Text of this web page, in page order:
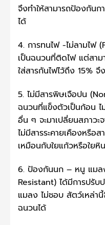
จึงทำให้สามารถป้องกันก
ได้
4. การทนไฟ -ไม่ลามไฟ
เป็นฉนวนที่ติดไฟ แต่สาม
ใส่สารกันไฟไว้ถึง 15% จึ
5. ไม่มีสารพิษเจือปน
ฉนวนที่แข็งตัวเป็นก้อน
อื่น ๆ จะมาเปลี่ยนสภาวะ
ไม่มีสารระคายเคืองหรือ
เหมือนกับใยแก้วหรือใยหิ
6. ป้องกันนก – หนู แมล
Resistant) ได้มีการปรั
แมลง ไม่ชอบ สัตว์เหล่านี้
ฉนวนได้